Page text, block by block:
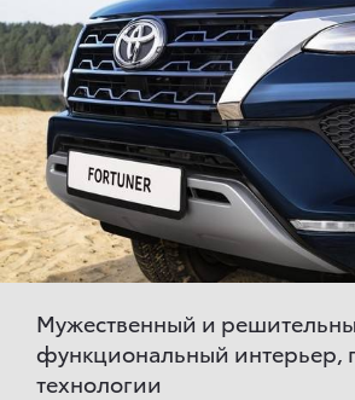
Мужественный и
функциональный интерьер,
технологии